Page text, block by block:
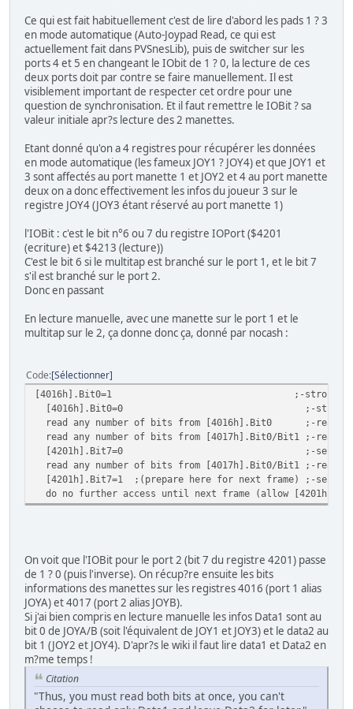
Ce qui est fait habituellement c'est de lire d'abord les pads 1 ? 3
en mode automatique (Auto-Joypad Read, ce qui est
actuellement fait dans PVSnesLib), puis de switcher sur les
ports 4 et 5 en changeant le IObit de 1 ? 0, la lecture de ces
deux ports doit par contre se faire manuellement. Il est
visiblement important de respecter cet ordre pour une
question de synchronisation. Et il faut remettre le IOBit ? sa
valeur initiale apr?s lecture des 2 manettes.
Etant donné qu'on a 4 registres pour récupérer les données
en mode automatique (les fameux JOY1 ? JOY4) et que JOY1 et
3 sont affectés au port manette 1 et JOY2 et 4 au port manette
deux on a donc effectivement les infos du joueur 3 sur le
registre JOY4 (JOY3 étant réservé au port manette 1)
l'IOBit : c'est le bit n°6 ou 7 du registre IOPort ($4201
(ecriture) et $4213 (lecture))
C'est le bit 6 si le multitap est branché sur le port 1, et le bit 7
s'il est branché sur le port 2.
Donc en passant
En lecture manuelle, avec une manette sur le port 1 et le
multitap sur le 2, ça donne donc ça, donné par nocash :
Code Sélectionner
[4016h].Bit0=1 ;-strobe on (to
[4016h].Bit0=0 ;-strobe off (to
read any number of bits from [4016h].Bit0 ;-read
read any number of bits from [4017h].Bit0/Bit1 ;-read
[4201h].Bit7=0 ;-select
read any number of bits from [4017h].Bit0/Bit1 ;-read
[4201h].Bit7=1 ;(prepare here for next frame) ;-select
do no further access until next frame (allow
On voit que l'IOBit pour le port 2 (bit 7 du registre 4201) passe
de 1 ? 0 (puis l'inverse). On récup?re ensuite les bits
informations des manettes sur les registres 4016 (port 1 alias
JOYA) et 4017 (port 2 alias JOYB).
Si j'ai bien compris en lecture manuelle les infos Data1 sont au
bit 0 de JOYA/B (soit l'équivalent de JOY1 et JOY3) et le data2 au
bit 1 (JOY2 et JOY4). D'apr?s le wiki il faut lire data1 et Data2 en
m?me temps !
Citation
"Thus, you must read both bits at once, you can't